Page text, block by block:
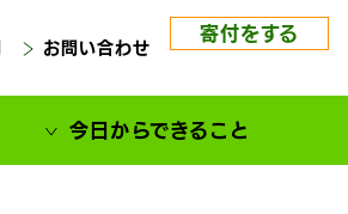
お問い合わせ
寄付をする
今日からできること